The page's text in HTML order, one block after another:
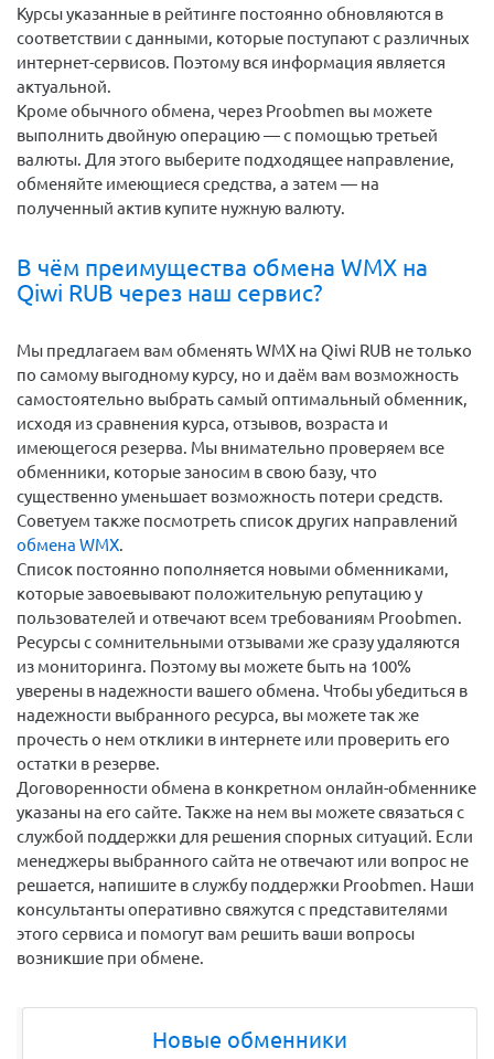
Курсы указанные в рейтинге постоянно обновляются в
соответствии с данными, которые поступают с различных
интернет-сервисов. Поэтому вся информация является
актуальной.
Кроме обычного обмена, через Proobmen вы можете
выполнить двойную операцию — с помощью третьей
валюты. Для этого выберите подходящее направление,
обменяйте имеющиеся средства, а затем — на
полученный актив купите нужную валюту.
В чём преимущества обмена WMX на
Qiwi RUB через наш сервис?
Мы предлагаем вам обменять WMX на Qiwi RUB не только
по самому выгодному курсу, но и даём вам возможность
самостоятельно выбрать самый оптимальный обменник,
исходя из сравнения курса, отзывов, возраста и
имеющегося резерва. Мы внимательно проверяем все
обменники, которые заносим в свою базу, что
существенно уменьшает возможность потери средств.
Советуем также посмотреть список других направлений
обмена WMX.
Список постоянно пополняется новыми обменниками,
которые завоевывают положительную репутацию у
пользователей и отвечают всем требованиям Proobmen.
Ресурсы с сомнительными отзывами же сразу удаляются
из мониторинга. Поэтому вы можете быть на 100%
уверены в надежности вашего обмена. Чтобы убедиться в
надежности выбранного ресурса, вы можете так же
прочесть о нем отклики в интернете или проверить его
остатки в резерве.
Договоренности обмена в конкретном онлайн-обменнике
указаны на его сайте. Также на нем вы можете связаться с
службой поддержки для решения спорных ситуаций. Если
менеджеры выбранного сайта не отвечают или вопрос не
решается, напишите в службу поддержки Proobmen. Наши
консультанты оперативно свяжутся с представителями
этого сервиса и помогут вам решить ваши вопросы
возникшие при обмене.
Новые обменники